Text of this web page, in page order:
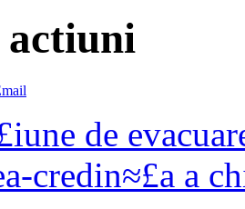
actiuni
de
credin≈£a a